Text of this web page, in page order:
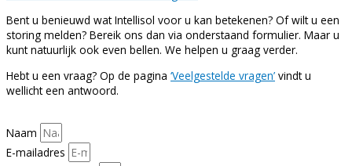
Bent u benieuwd wat Intellisol voor u kan betekenen? Of wilt u een
storing melden? Bereik ons dan via onderstaand formulier. Maar u
kunt natuurlijk ook even bellen. We helpen u graag verder.
Hebt u een vraag? Op de pagina ‘Veelgestelde vragen’ vindt u
wellicht een antwoord.
Naam
E-mailadres